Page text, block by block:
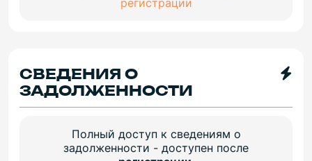
СВЕДЕНИЯ О
ЗАДОЛЖЕННОСТИ
Полный доступ к сведениям о
задолженности - доступен после